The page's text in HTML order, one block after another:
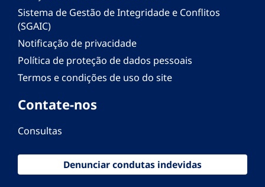
Sistema de Gestão de Integridade e Conflitos
(SGAIC)
Notificação de privacidade
Política de proteção de dados pessoais
Termos e condições de uso do site
Contate-nos
Consultas
Denunciar condutas indevidas